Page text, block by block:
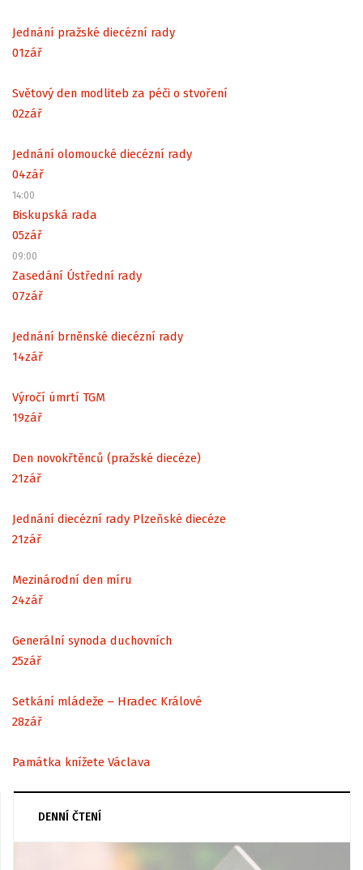
Jednání pražské diecézní rady
01zář
Světový den modliteb za péči o stvoření
02zář
Jednání olomoucké diecézní rady
04zář
14:00
Biskupská rada
05zář
09:00
Zasedání Ústřední rady
07zář
Jednání brněnské diecézní rady
14zář
Výročí úmrtí TGM
19zář
Den novokřtěnců (pražské diecéze)
21zář
Jednání diecézní rady Plzeňské diecéze
21zář
Mezinárodní den míru
24zář
Generální synoda duchovních
25zář
Setkání mládeže – Hradec Králové
28zář
Památka knížete Václava
DENNÍ ČTENÍ